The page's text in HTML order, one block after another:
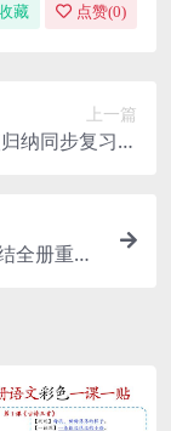
藏 点赞(0)
上一篇
纳同步复习提
全册重点